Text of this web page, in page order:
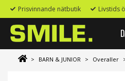
Prisvinnande nätbutik Livstids
> BARN & JUNIOR > Overaller